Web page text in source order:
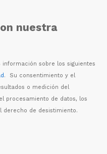
nuestra
información sobre los siguientes
. Su consentimiento y el
o medición del
procesamiento de datos, los
derecho de desistimiento.